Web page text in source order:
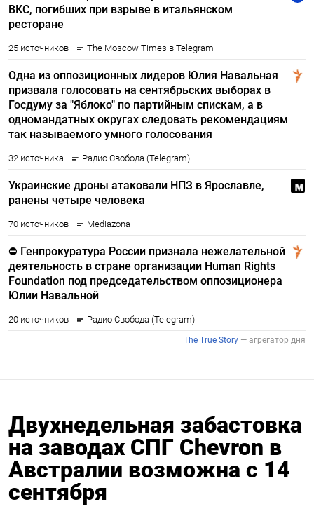
Двухнедельная забастовка
на заводах СПГ Chevron в
Австралии возможна с 14
сентября